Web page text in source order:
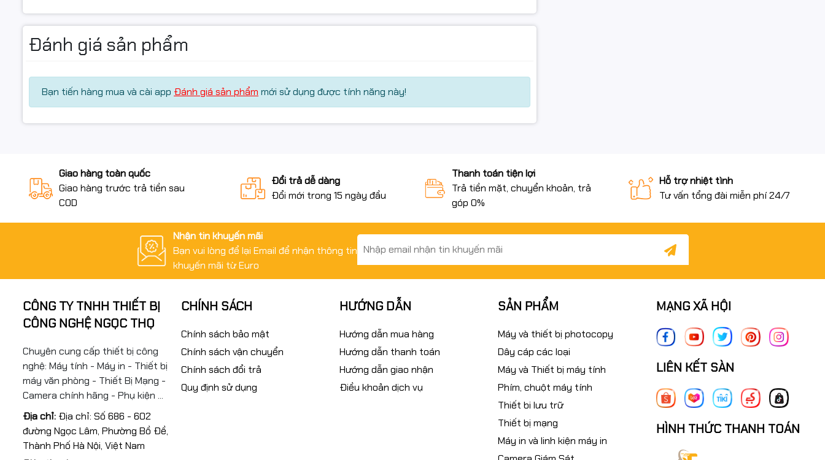
Đánh giá sản phẩm
Bạn tiến hàng mua và cài app Đánh giá sản phẩm mới sử dụng được tính năng này!
Giao hàng toàn quốc
Giao hàng trước trả tiền sau
COD
Đổi trả dễ dàng
Đổi mới trong 15 ngày đầu
Thanh toán tiện lợi
Trả tiền mặt, chuyển khoản, trả
góp 0%
Hỗ trợ nhiệt tình
Tư vấn tổng đài miễn phí 24/7
Nhận tin khuyến mãi
Bạn vui lòng để lại Email để nhận thông tin
khuyến mãi từ Euro
CÔNG TY TNHH THIẾT BỊ
CÔNG NGHỆ NGỌC THỌ
Chuyên cung cấp thiết bị công
nghệ: Máy tính - Máy in - Thiết bị
máy văn phòng - Thiết Bị Mạng -
Camera chính hãng - Phụ kiện ...
Địa chỉ: Địa chỉ: Số 686 - 602
đường Ngọc Lâm, Phường Bồ Đề,
Thành Phố Hà Nội, Việt Nam
CHÍNH SÁCH
Chính sách bảo mật
Chính sách vận chuyển
Chính sách đổi trả
Quy định sử dụng
HƯỚNG DẪN
Hướng dẫn mua hàng
Hướng dẫn thanh toán
Hướng dẫn giao nhận
Điều khoản dịch vụ
SẢN PHẨM
Máy và thiết bị photocopy
Dây cáp các loại
Máy và Thiết bị máy tính
Phím, chuột máy tính
Thiết bi lưu trữ
Thiết bị mạng
Máy in và linh kiện máy in
MẠNG XÃ HỘI
LIÊN KẾT SÀN
HÌNH THỨC THANH TOÁN